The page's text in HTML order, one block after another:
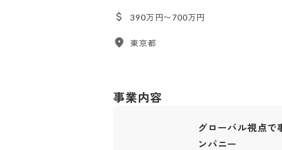
390万円〜700万円
東京都
事業内容
グローバル視点で
ンパニー